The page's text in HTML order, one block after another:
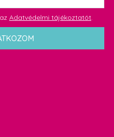
Adatvédelmi tájékoztatót.